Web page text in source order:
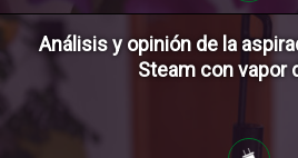
Análisis y opinión de la
Steam con vapor